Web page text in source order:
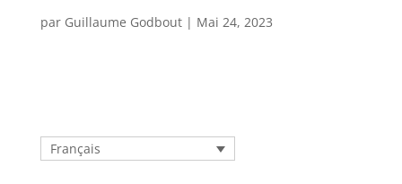
par Guillaume Godbout| Mai 24, 2023
Français